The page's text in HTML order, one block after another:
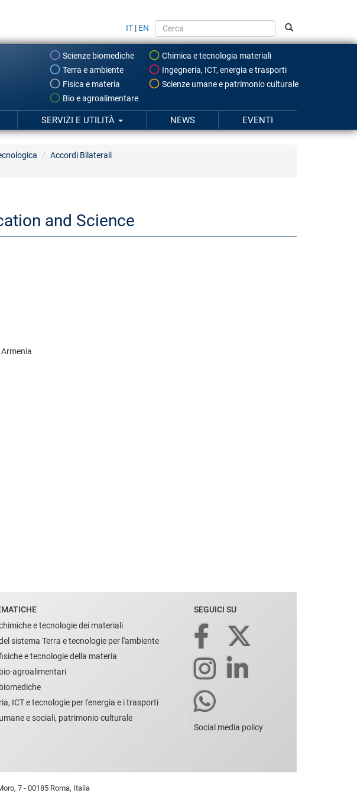
IT | EN
Scienze biomediche
Chimica e tecnologia materiali
Terra e ambiente
Ingegneria, ICT, energia e trasporti
Fisica e materia
Scienze umane e patrimonio culturale
Bio e agroalimentare
SERVIZI E UTILITÀ NEWS EVENTI
Accordi Bilaterali
and Science
e tecnologie dei materiali
sistema Terra e tecnologie per l'ambiente
e tecnologie della materia
agroalimentari
ICT e tecnologie per l'energia e i trasporti
e sociali, patrimonio culturale
SEGUICI SU
Social media policy
7 - 00185 Roma, Italia